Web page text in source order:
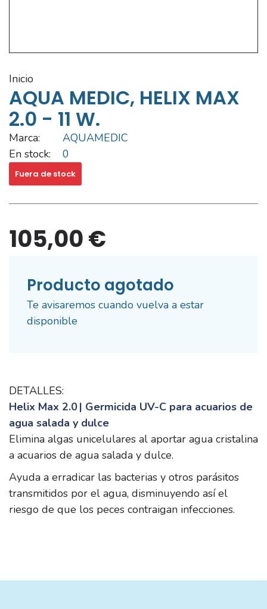
inicio
AQUA MEDIC, HELIX MAX
2.0 - 11 W.
Marca:
AQUAMEDIC
En stock:
0
Fuera de stock
105,00 €
Producto agotado
Te avisaremos cuando vuelva a estar
disponible
DETALLES:
Helix Max 2.0| Germicida UV-C para acuarios de
agua salada y dulce
Elimina algas unicelulares al aportar agua cristalina
a acuarios de agua salada y dulce.
Ayuda a erradicar las bacterias y otros parásitos
transmitidos por el agua, disminuyendo así el
riesgo de que los peces contraigan infecciones.